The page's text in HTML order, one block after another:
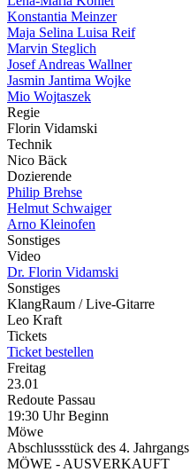
Konstantia Meinzer
Maja Selina Luisa Reif
Marvin Steglich
Josef Andreas Wallner
Jasmin Jantima Wojke
Mio Wojtaszek
Regie
Florin Vidamski
Technik
Nico Bäck
Dozierende
Philip Brehse
Helmut Schwaiger
Arno Kleinofen
Sonstiges
Video
Dr. Florin Vidamski
Sonstiges
KlangRaum / Live-Gitarre
Leo Kraft
Tickets
Ticket bestellen
Freitag
23.01
Redoute Passau
19:30 Uhr Beginn
Möwe
Abschlussstück des 4. Jahrgangs
MÖWE - AUSVERKAUFT